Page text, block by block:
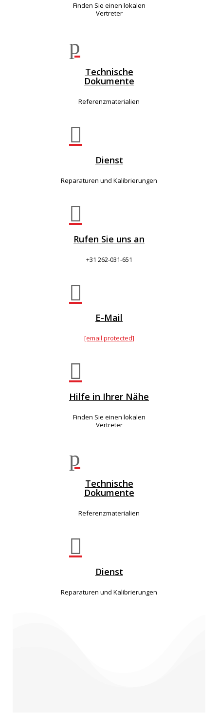
Finden Sie einen lokalen
Vertreter
p
Technische
Dokumente
Referenzmaterialien

Dienst
Reparaturen und Kalibrierungen

Rufen Sie uns an
+31 262-031-651

E-Mail
[email protected]

Hilfe in Ihrer Nähe
Finden Sie einen lokalen
Vertreter
p
Technische
Dokumente
Referenzmaterialien

Dienst
Reparaturen und Kalibrierungen